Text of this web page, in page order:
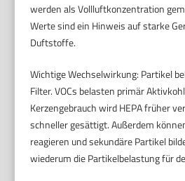
werden als Vollluftkonzentration
Werte sind ein Hinweis auf starke
Duftstoffe.
Wichtige Wechselwirkung: Partikel
Filter. VOCs belasten primär
Kerzengebrauch wird HEPA früher
schneller gesättigt. Außerdem
reagieren und sekundäre Partikel
wiederum die Partikelbelastung für